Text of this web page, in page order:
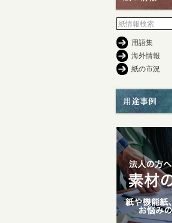
用語集
海外情報
紙の市況